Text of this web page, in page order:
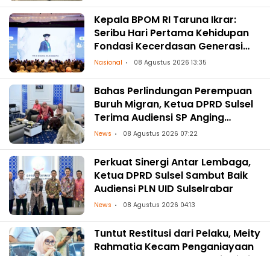
Kepala BPOM RI Taruna Ikrar:
Seribu Hari Pertama Kehidupan
Fondasi Kecerdasan Generasi
Masa Depan
Nasional 08 Agustus 2026 13:35
Bahas Perlindungan Perempuan
Buruh Migran, Ketua DPRD Sulsel
Terima Audiensi SP Anging
Mammiri
News 08 Agustus 2026 07:22
Perkuat Sinergi Antar Lembaga,
Ketua DPRD Sulsel Sambut Baik
Audiensi PLN UID Sulselrabar
News 08 Agustus 2026 04:13
Tuntut Restitusi dari Pelaku, Meity
Rahmatia Kecam Penganiayaan